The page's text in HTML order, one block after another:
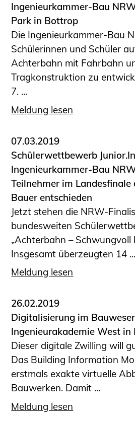
Informationen für
Verbraucher
Ingenieursuche (Mitglieder
NRW)
Fachlisten
Bauherren-ABC
Informationen für
Schüler und Studierende
START.ING. Das
Programm
Wissenswertes für
Wettbewerbe für
BLING.BLING.
Kammer Newsletter
Presse
Kontakt und Anfahrt
Impressum
Ingenieurakademie West
Ingenieurkammer-Bau
Park in Bottrop
Die Ingenieurkammer-Bau
Schülerinnen und Schüler
Achterbahn mit Fahrbahn
Tragkonstruktion zu
7. ...
Meldung lesen
07.03.2019
Schülerwettbewerb
Ingenieurkammer-Bau
Teilnehmer im
Bauer entschieden
Jetzt stehen die NRW-
bundesweiten
„Achterbahn –
Insgesamt überzeugten 14 ...
Meldung lesen
26.02.2019
Digitalisierung im
Ingenieurakademie West in
Dieser digitale Zwilling will
Das Building Information
erstmals exakte virtuelle
Bauwerken. Damit ...
Meldung lesen